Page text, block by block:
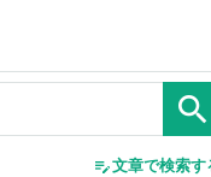
search
edit_note文章で検索す